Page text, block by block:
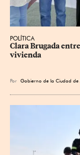
POLÍTICA
Clara Brugada
vivienda
Por Gobierno de la Ciudad de